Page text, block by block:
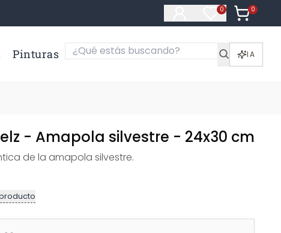
0
Artículos en
0
Artículos
Pinturas IA
- Amapola silvestre - 24x30 cm
de la amapola silvestre.